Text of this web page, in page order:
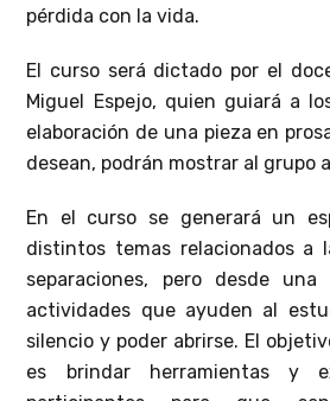
pérdida con la vida.
El curso será dictado por el
Miguel Espejo, quien guiará a
elaboración de una pieza en
desean, podrán mostrar al grupo
En el curso se generará un
distintos temas relacionados a
separaciones, pero desde
actividades que ayuden al
silencio y poder abrirse. El
es brindar herramientas y